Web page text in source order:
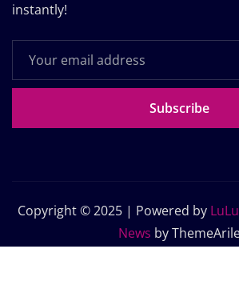
instantly!
Subscribe
Copyright © 2025 | Powered by
News by